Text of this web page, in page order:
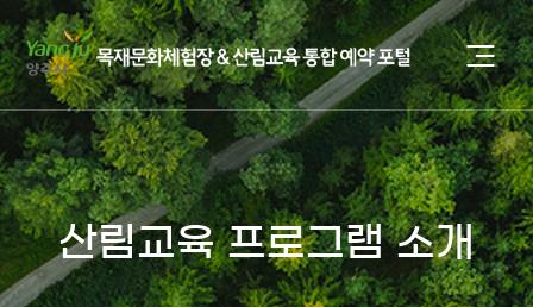
산림교육 프로그램 소개